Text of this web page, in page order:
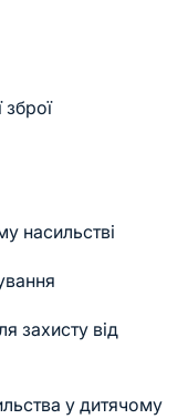
насильстві
захисту від
у дитячому